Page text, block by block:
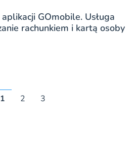
GOmobile. Usługa
rachunkiem i kartą osoby
1 2 3